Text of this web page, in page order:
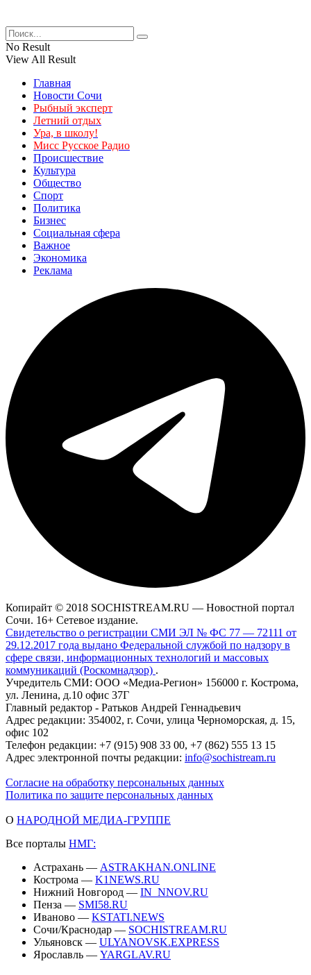
No Result
View All Result
Главная
Новости Сочи
Рыбный эксперт
Летний отдых
Ура, в школу!
Мисс Русское Радио
Происшествие
Культура
Общество
Спорт
Политика
Бизнес
Социальная сфера
Важное
Экономика
Реклама
Копирайт © 2018 SOCHISTREAM.RU — Новостной портал
Сочи. 16+ Сетевое издание.
Свидетельство о регистрации СМИ ЭЛ № ФС 77 — 72111 от
29.12.2017 года выдано Федеральной службой по надзору в
сфере связи, информационных технологий и массовых
коммуникаций (Роскомнадзор) .
Учредитель СМИ: ООО «Медиа-Регион» 156000 г. Кострома,
ул. Ленина, д.10 офис 37Г
Главный редактор - Ратьков Андрей Геннадьевич
Адрес редакции: 354002, г. Сочи, улица Черноморская, д. 15,
офис 102
Телефон редакции: +7 (915) 908 33 00, +7 (862) 555 13 15
Адрес электронной почты редакции: info@sochistream.ru
Согласие на обработку персональных данных
Политика по защите персональных данных
О НАРОДНОЙ МЕДИА-ГРУППЕ
Все порталы НМГ:
Астрахань — ASTRAKHAN.ONLINE
Кострома — K1NEWS.RU
Нижний Новгород — IN_NNOV.RU
Пенза — SMI58.RU
Иваново — KSTATI.NEWS
Сочи/Краснодар — SOCHISTREAM.RU
Ульяновск — ULYANOVSK.EXPRESS
Ярославль — YARGLAV.RU